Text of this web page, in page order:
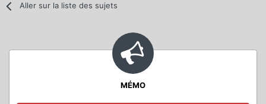
Aller sur la liste des sujets
MÉMO